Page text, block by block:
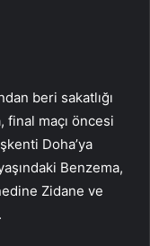
beri sakatlığı
maçı öncesi
Doha’ya
Benzema,
Zidane ve